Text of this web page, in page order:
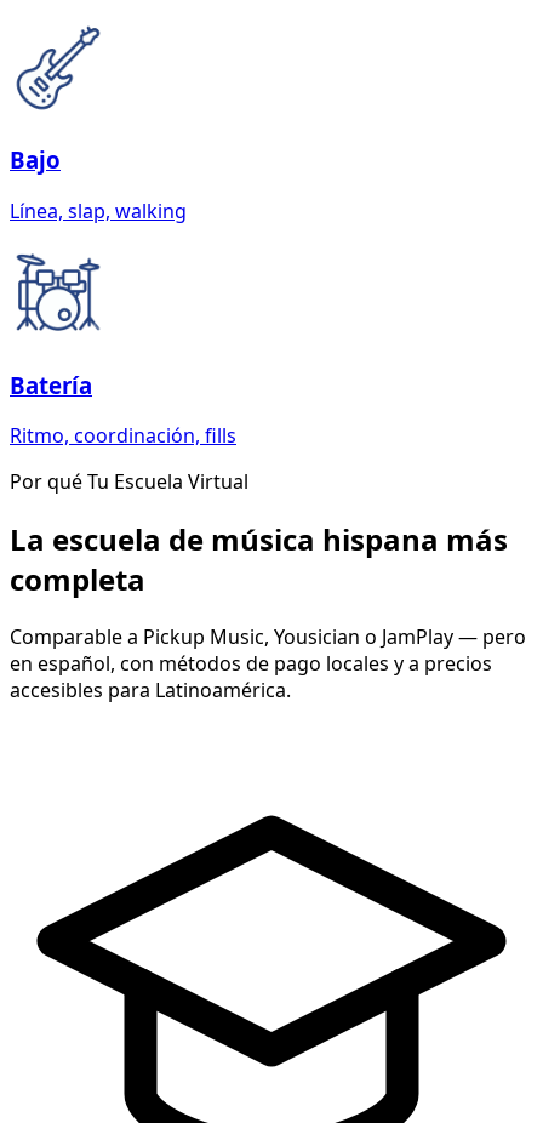
Bajo
Línea, slap, walking
Batería
Ritmo, coordinación, fills
Por qué Tu Escuela Virtual
La escuela de música hispana más
completa
Comparable a Pickup Music, Yousician o JamPlay — pero
en español, con métodos de pago locales y a precios
accesibles para Latinoamérica.